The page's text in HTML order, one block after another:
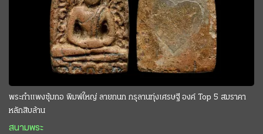
พระกำแพงซุ้มกอ พิมพ์ใหญ่ ลายกนก กรุลานทุ่งเศรษฐี องค์ Top 5 สมราคา
หลักสิบล้าน
สนามพระ